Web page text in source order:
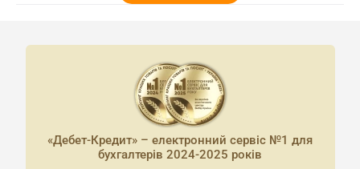
«Дебет-Кредит» – електронний сервіс №1 для
бухгалтерів 2024-2025 років